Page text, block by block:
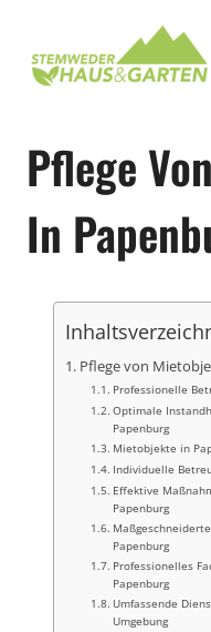
springen
Pflege
In
Pflege von
Professionelle
Optimale
Papenburg
Mietobjekte in
Individuelle
Effektive
Papenburg
Papenburg
Professionelles
Papenburg
Umfassende
Umgebung